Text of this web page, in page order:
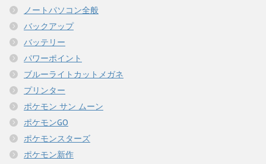
ノートパソコン全般
バックアップ
バッテリー
パワーポイント
ブルーライトカットメガネ
プリンター
ポケモン サン ムーン
ポケモンGO
ポケモンスターズ
ポケモン新作